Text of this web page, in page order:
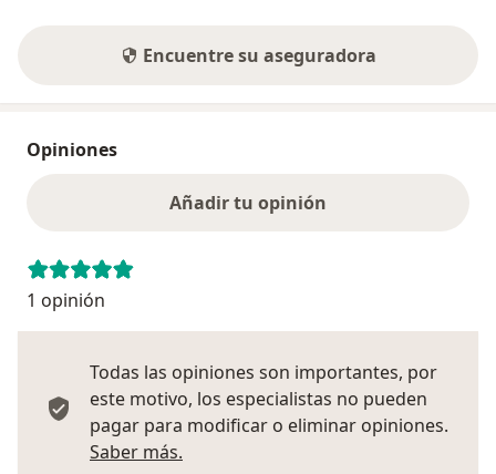
Encuentre su aseguradora
Opiniones
Añadir tu opinión
1 opinión
Todas las opiniones son importantes, por
este motivo, los especialistas no pueden
pagar para modificar o eliminar opiniones.
Saber más.